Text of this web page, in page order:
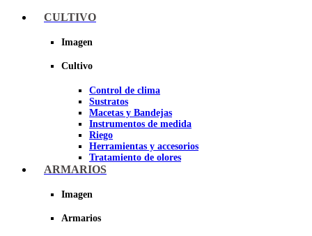
Sheer seeds
CULTIVO
Imagen
Cultivo
Control de clima
Sustratos
Macetas y Bandejas
Instrumentos de medida
Riego
Herramientas y accesorios
Tratamiento de olores
Insecticidas y fungicidas
Papel Reflectante para cultivo de
ARMARIOS
Imagen
Armarios